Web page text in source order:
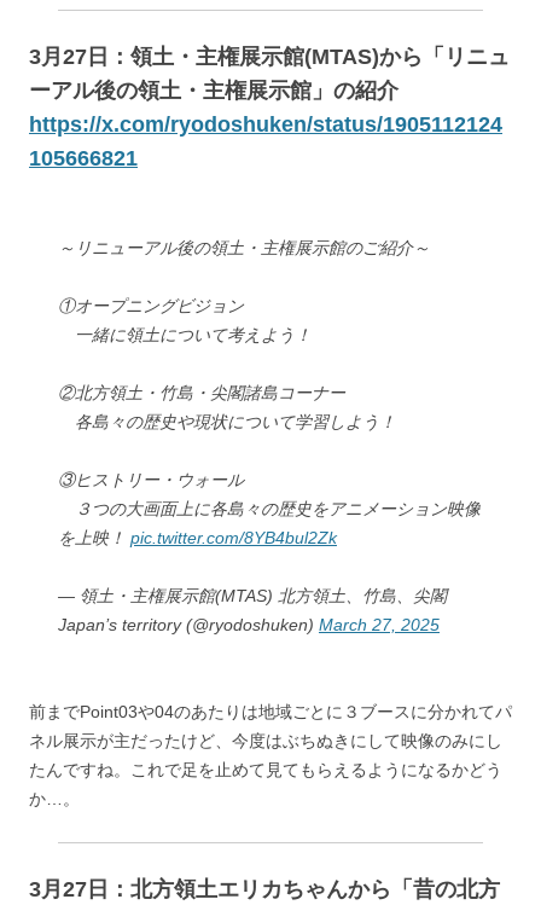
3月27日：領土・主権展示館(MTAS)から「リニュ
ーアル後の領土・主権展示館」の紹介
https://x.com/ryodoshuken/status/1905112124
105666821
～リニューアル後の領土・主権展示館のご紹介～
①オープニングビジョン
一緒に領土について考えよう！
②北方領土・竹島・尖閣諸島コーナー
各島々の歴史や現状について学習しよう！
③ヒストリー・ウォール
３つの大画面上に各島々の歴史をアニメーション映像
を上映！ pic.twitter.com/8YB4bul2Zk
— 領土・主権展示館(MTAS) 北方領土、竹島、尖閣
Japan’s territory (@ryodoshuken) March 27, 2025
前までPoint03や04のあたりは地域ごとに３ブースに分かれてパ
ネル展示が主だったけど、今度はぶちぬきにして映像のみにし
たんですね。これで足を止めて見てもらえるようになるかどう
か…。
3月27日：北方領土エリカちゃんから「昔の北方